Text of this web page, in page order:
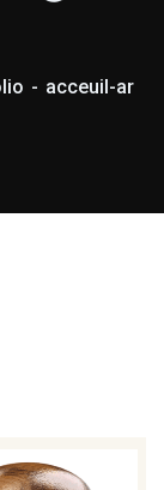
acceuil-ar